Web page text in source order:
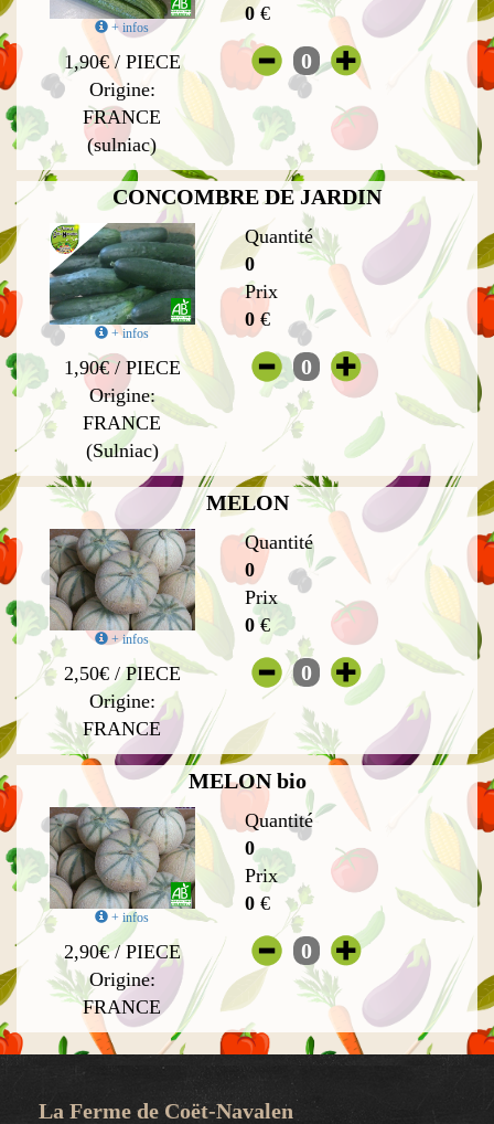
+ infos
1,90€ / PIECE
Origine:
FRANCE
(sulniac)
0€
0
CONCOMBRE DE JARDIN
+ infos
1,90€ / PIECE
Origine:
FRANCE
(Sulniac)
Quantité
0
Prix
0€
0
MELON
+ infos
2,50€ / PIECE
Origine:
FRANCE
Quantité
0
Prix
0€
0
MELON bio
+ infos
2,90€ / PIECE
Origine:
FRANCE
Quantité
0
Prix
0€
0
La Ferme de Coët-Navalen